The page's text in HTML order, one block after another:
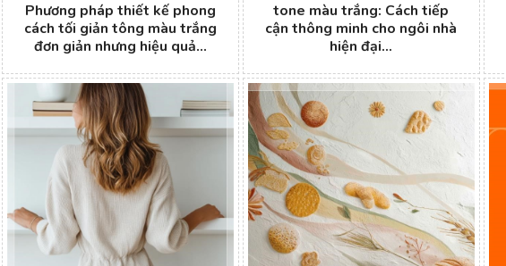
Phương pháp thiết kế phong
cách tối giản tông màu trắng
đơn giản nhưng hiệu quả...
tone màu trắng: Cách tiếp
cận thông minh cho ngôi nhà
hiện đại...